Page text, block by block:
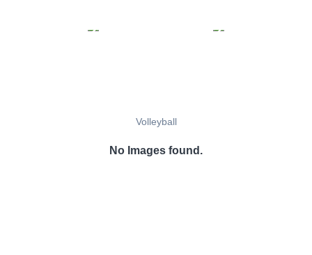
Volleyball
No Images found.